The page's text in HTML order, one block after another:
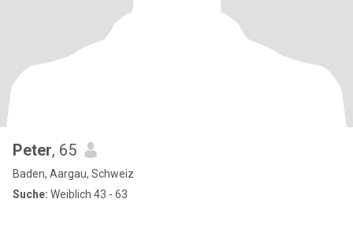
Peter, 65
Baden, Aargau, Schweiz
Suche: Weiblich 43 - 63